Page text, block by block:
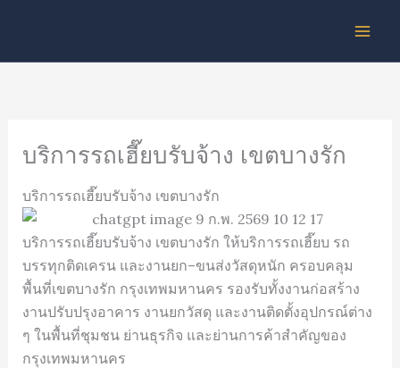
content
บริการรถเฮี๊ยบรับจ้าง เขตบางรัก
บริการรถเฮี๊ยบรับจ้าง เขตบางรัก
บริการรถเฮี๊ยบรับจ้าง เขตบางรัก ให้บริการรถเฮี๊ยบ รถ
บรรทุกติดเครน และงานยก–ขนส่งวัสดุหนัก ครอบคลุม
พื้นที่เขตบางรัก กรุงเทพมหานคร รองรับทั้งงานก่อสร้าง
งานปรับปรุงอาคาร งานยกวัสดุ และงานติดตั้งอุปกรณ์ต่าง
ๆ ในพื้นที่ชุมชน ย่านธุรกิจ และย่านการค้าสำคัญของ
กรุงเทพมหานคร